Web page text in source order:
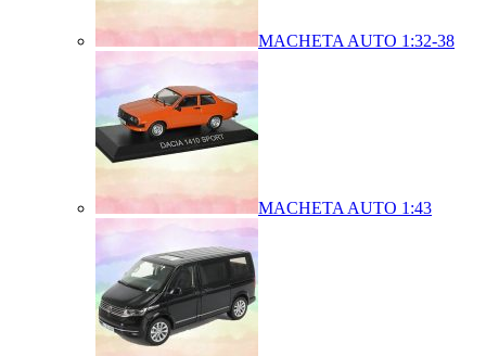
MACHETA AUTO 1:32-38
MACHETA AUTO 1:43